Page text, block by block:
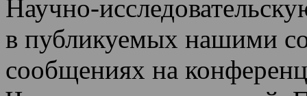
Научно-
в публикуемых нашими
сообщениях на